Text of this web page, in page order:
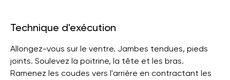
Technique d'exécution
Allongez-vous sur le ventre. Jambes tendues, pieds
joints. Soulevez la poitrine, la tête et les bras.
Ramenez les coudes vers l'arrière en contractant les